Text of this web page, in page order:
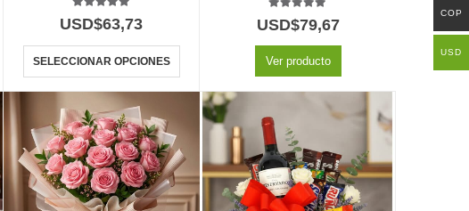
out of 5
USD$63,73
SELECCIONAR OPCIONES
out of 5
USD$79,67
Ver producto
COP
USD